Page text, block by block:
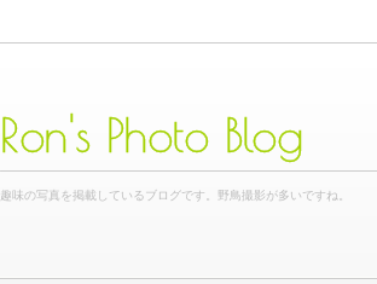
Ron's Photo Blog
趣味の写真を掲載しているブログです。野鳥撮影が多いですね。